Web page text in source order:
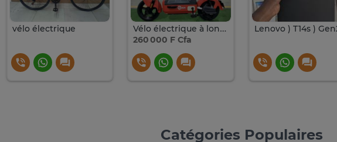
vélo électrique
Vélo électrique à longue portée
260 000 F Cfa
Catégories Populaires